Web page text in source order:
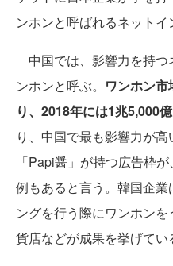
ンホンと呼ばれるネットイ
中国では、影響力を持つ
ンホンと呼ぶ。 ワンホン
り、2018年には1兆5,000
り、中国で最も影響力が
「Papi醤」が持つ広告枠
例もあると言う。韓国企
ングを行う際にワンホン
貨店などが成果を挙げてい